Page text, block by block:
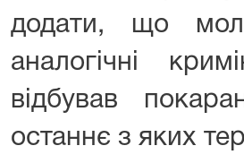
додати, що
аналогічні
відбував
останнє з яких